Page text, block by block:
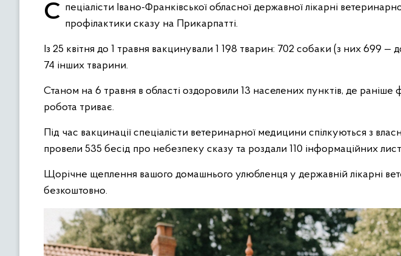
Спеціалісти Івано-Франківської обласної державної лікарні ветеринарної медицини щодня проводять заходи з профілактики сказу на Прикарпатті.
Із 25 квітня до 1 травня вакцинували 1 198 тварин: 702 собаки (з них 699 —
74 інших тварини.
Станом на 6 травня в області оздоровили 13 населених пунктів, де
робота триває.
Під час вакцинації спеціалісти ветеринарної медицини спілкуються з
провели 535 бесід про небезпеку сказу та роздали 110 інформаційних
Щорічне щеплення вашого домашнього улюбленця у державній лікарні
безкоштовно.